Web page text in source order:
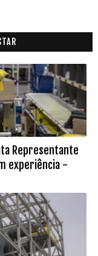
Representante
experiência -